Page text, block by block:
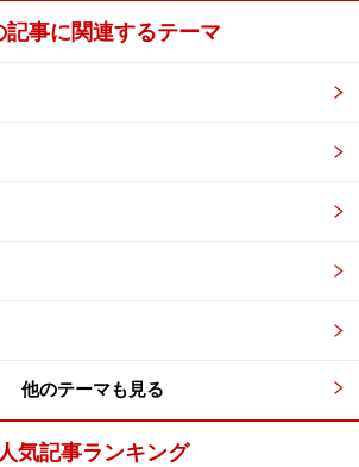
記事に関連するテーマ
他のテーマも見る
人気記事ランキング